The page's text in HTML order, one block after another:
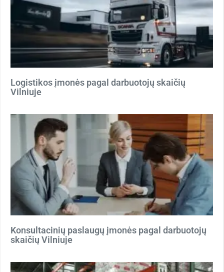
Logistikos įmonės pagal darbuotojų skaičių
Vilniuje
Konsultacinių paslaugų įmonės pagal darbuotojų
skaičių Vilniuje